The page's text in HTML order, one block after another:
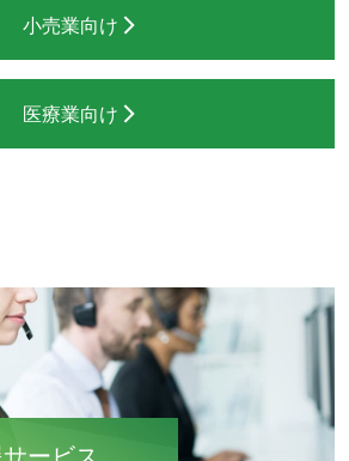
小売業向け
医療業向け